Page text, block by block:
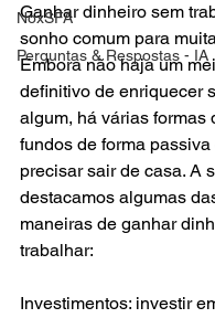
NoxSFA
Perguntas & Respostas - IA
Ganhar dinheiro sem
sonho comum para
Embora não haja um
definitivo de enriquecer
algum, há várias formas
fundos de forma passiva
precisar sair de casa. A
destacamos algumas
maneiras de ganhar
trabalhar:
Investimentos: investir